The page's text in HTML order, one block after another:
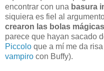
encontrar con una basura
siquiera es fiel al
crearon las bolas
parece que hayan sacado
Piccolo que a mí me da
vampiro con Buffy).